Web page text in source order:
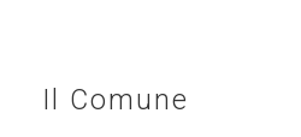
Il Comune